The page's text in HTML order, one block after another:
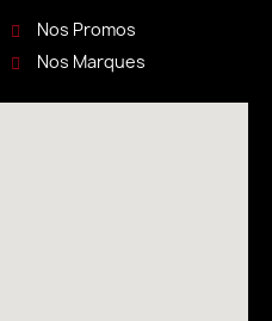
Nos Promos
Nos Marques